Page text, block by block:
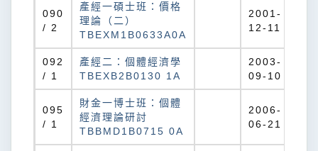
090
/ 2
產經一碩士班：價格
理論（二）
TBEXM1B0633A0A
2001-
12-11
092
/ 1
產經二：個體經濟學
TBEXB2B0130 1A
2003-
09-10
095
/ 1
財金一博士班：個體
經濟理論研討
TBBMD1B0715 0A
2006-
06-21